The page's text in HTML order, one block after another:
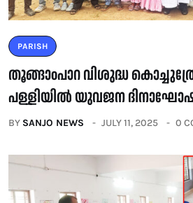
PARISH
തൂങ്ങാoപാറ വിശുദ്ധ
പള്ളിയിൽ യുവജന
BY SANJO NEWS JULY 11, 2025 0